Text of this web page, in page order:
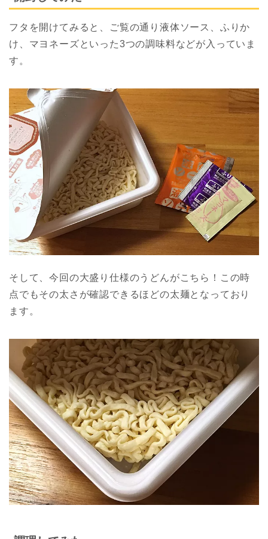
フタを開けてみると、ご覧の通り液体ソース、ふりか
け、マヨネーズといった3つの調味料などが入っていま
す。
そして、今回の大盛り仕様のうどんがこちら！この時
点でもその太さが確認できるほどの太麺となっており
ます。